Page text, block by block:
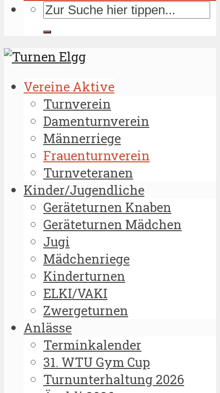
Vereine Aktive
Turnverein
Damenturnverein
Männerriege
Frauenturnverein
Turnveteranen
Kinder/Jugendliche
Geräteturnen Knaben
Geräteturnen Mädchen
Jugi
Mädchenriege
Kinderturnen
ELKI/VAKI
Zwergeturnen
Anlässe
Terminkalender
31. WTU Gym Cup
Turnunterhaltung 2026